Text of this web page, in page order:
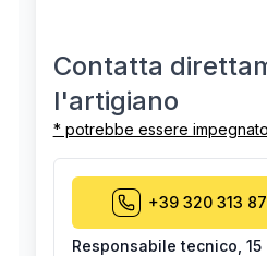
Contatta
l'artigiano
* potrebbe essere
+39 320 313
Responsabile tecnico